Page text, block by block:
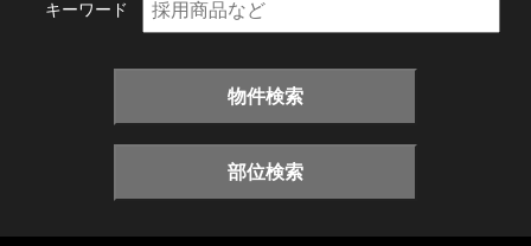
キーワード
物件検索
部位検索